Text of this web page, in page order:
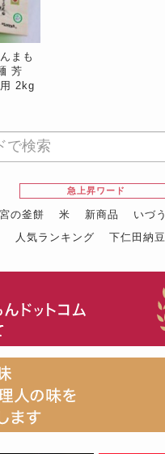
まも
芳
2kg
急上昇ワード
の釜餅 米 新商品 いづう
人気ランキング 下仁田納豆